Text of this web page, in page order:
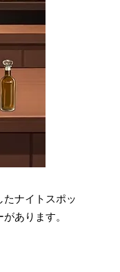
ナイトスポッ
あります。